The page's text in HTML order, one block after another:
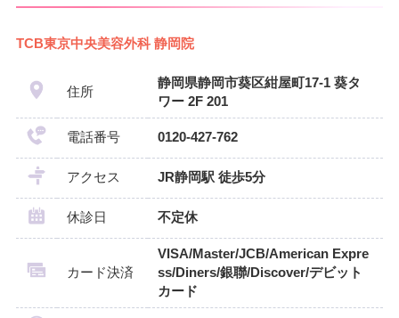
TCB東京中央美容外科 静岡院
住所
静岡県静岡市葵区紺屋町17-1 葵タ
ワー 2F 201
電話番号 0120-427-762
アクセス JR静岡駅 徒歩5分
休診日 不定休
カード決済
VISA/Master/JCB/American Expre
ss/Diners/銀聯/Discover/デビット
カード